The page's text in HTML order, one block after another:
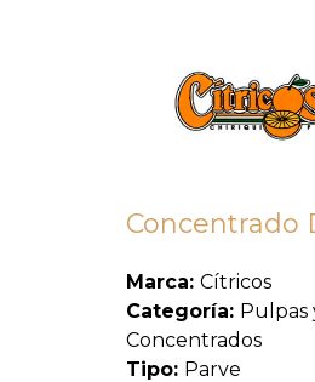
Concentrado
Marca: Cítricos
Categoría: Pulpas
Concentrados
Tipo: Parve